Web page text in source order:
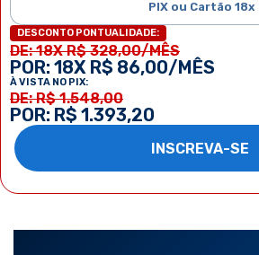
PIX ou Cartão 18x
DESCONTO PONTUALIDADE:
DE: 18X R$ 328,00/MÊS
POR: 18X R$ 86,00/MÊS
À VISTA NO PIX:
DE: R$ 1.548,00
POR: R$ 1.393,20
INSCREVA-SE